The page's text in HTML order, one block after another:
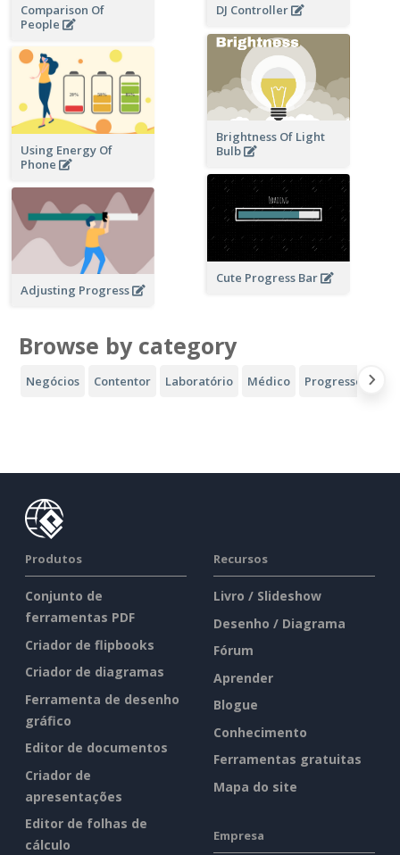
Comparison Of
People
DJ Controller
Brightness Of Light
Bulb
Using Energy Of
Phone
Cute Progress Bar
Adjusting Progress
Browse by category
Negócios Contentor Laboratório Médico Progresso
Produtos
Conjunto de
ferramentas PDF
Criador de flipbooks
Criador de diagramas
Ferramenta de desenho
gráfico
Editor de documentos
Criador de
apresentações
Editor de folhas de
cálculo
Recursos
Livro / Slideshow
Desenho / Diagrama
Fórum
Aprender
Blogue
Conhecimento
Ferramentas gratuitas
Mapa do site
Empresa